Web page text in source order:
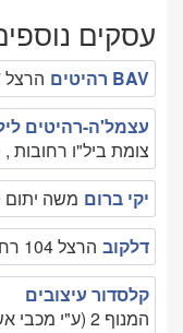
עסקים
BAV רהיטים
הרצל 187 רחובות , 08-6544037
עצמל'ה-רהיטים
צומת ביל"ו רחובות , 1700500099
יקי ברום משה יתום 29 רחובות , 0502123725
דלקוב הרצל 104 רחובות , 089456685
קלסדור עיצובים
המנוף 2 (ע"י מכבי אש) רחובות , 089363388-